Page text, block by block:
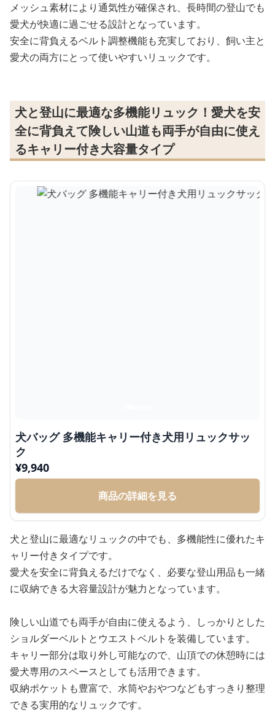
メッシュ素材により通気性が確保され、長時間の登山でも
愛犬が快適に過ごせる設計となっています。
安全に背負えるベルト調整機能も充実しており、飼い主と
愛犬の両方にとって使いやすいリュックです。
犬と登山に最適な多機能リュック！愛犬を安
全に背負えて険しい山道も両手が自由に使え
るキャリー付き大容量タイプ
犬バッグ 多機能キャリー付き犬用リュックサッ
ク
¥9,940
商品の詳細を見る
犬と登山に最適なリュックの中でも、多機能性に優れたキ
ャリー付きタイプです。
愛犬を安全に背負えるだけでなく、必要な登山用品も一緒
に収納できる大容量設計が魅力となっています。
険しい山道でも両手が自由に使えるよう、しっかりとした
ショルダーベルトとウエストベルトを装備しています。
キャリー部分は取り外し可能なので、山頂での休憩時には
愛犬専用のスペースとしても活用できます。
収納ポケットも豊富で、水筒やおやつなどもすっきり整理
できる実用的なリュックです。